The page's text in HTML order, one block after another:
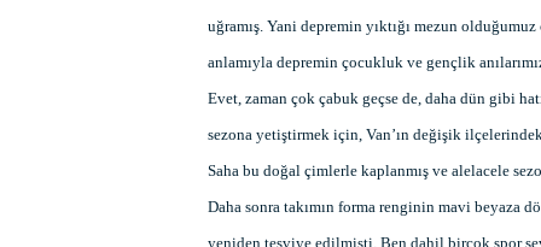
uğramış. Yani depremin yıktığı mezun
anlamıyla depremin çocukluk ve gençlik
Evet, zaman çok çabuk geçse de, daha dün gibi
sezona yetiştirmek için, Van’ın değişik
Saha bu doğal çimlerle kaplanmış ve alelacele
Daha sonra takımın forma renginin mavi beyaza
yeniden tesviye edilmişti. Ben dahil birçok spor